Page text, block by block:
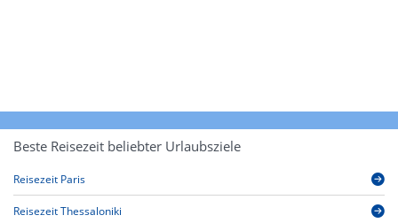
Beste Reisezeit beliebter Urlaubsziele
Reisezeit Paris
Reisezeit Thessaloniki